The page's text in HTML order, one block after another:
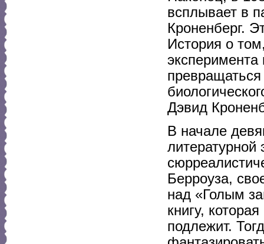
всплывает в
Кроненберг.
История о
Дэвид
В начале
литературной
Берроуза,
над «Голым
книгу,
подлежит.